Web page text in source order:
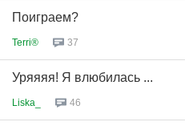
Поиграем?
Terri® 37
Уряяяя! Я влюбилась ...
Liska_ 46